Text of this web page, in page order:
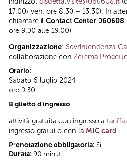
17.00/ ven. ore 8.30 – 13.30). In
chiamare il Contact Center 060608
ore 9.00 alle 19.00)
Organizzazione: Sovrintendenza
collaborazione con Zètema
Orario:
Sabato 6 luglio 2024
ore 9.30
Biglietto d'ingresso:
attività gratuita con ingresso a
ingresso gratuito con la MIC card
Prenotazione obbligatoria: Sì
Durata: 90 minuti